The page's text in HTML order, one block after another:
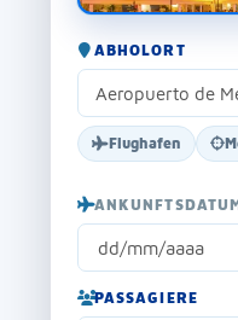
ABHOLORT
Flughafen
PASSAGIERE